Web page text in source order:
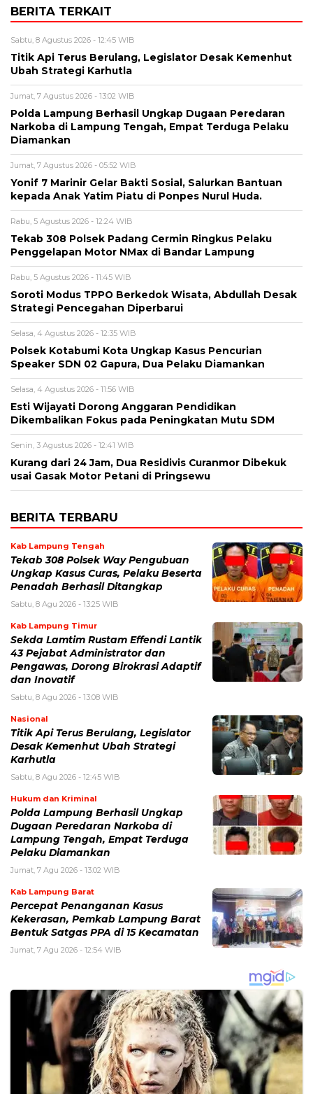
BERITA TERKAIT
Sabtu, 8 Agustus 2026 - 12:45 WIB
Titik Api Terus Berulang, Legislator Desak Kemenhut
Ubah Strategi Karhutla
Jumat, 7 Agustus 2026 - 13:02 WIB
Polda Lampung Berhasil Ungkap Dugaan Peredaran
Narkoba di Lampung Tengah, Empat Terduga Pelaku
Diamankan
Jumat, 7 Agustus 2026 - 05:52 WIB
Yonif 7 Marinir Gelar Bakti Sosial, Salurkan Bantuan
kepada Anak Yatim Piatu di Ponpes Nurul Huda.
Rabu, 5 Agustus 2026 - 12:24 WIB
Tekab 308 Polsek Padang Cermin Ringkus Pelaku
Penggelapan Motor NMax di Bandar Lampung
Rabu, 5 Agustus 2026 - 11:45 WIB
Soroti Modus TPPO Berkedok Wisata, Abdullah Desak
Strategi Pencegahan Diperbarui
Selasa, 4 Agustus 2026 - 12:35 WIB
Polsek Kotabumi Kota Ungkap Kasus Pencurian
Speaker SDN 02 Gapura, Dua Pelaku Diamankan
Selasa, 4 Agustus 2026 - 11:56 WIB
Esti Wijayati Dorong Anggaran Pendidikan
Dikembalikan Fokus pada Peningkatan Mutu SDM
Senin, 3 Agustus 2026 - 12:41 WIB
Kurang dari 24 Jam, Dua Residivis Curanmor Dibekuk
usai Gasak Motor Petani di Pringsewu
BERITA TERBARU
Kab Lampung Tengah
Tekab 308 Polsek Way Pengubuan
Ungkap Kasus Curas, Pelaku Beserta
Penadah Berhasil Ditangkap
Sabtu, 8 Agu 2026 - 13:25 WIB
Kab Lampung Timur
Sekda Lamtim Rustam Effendi Lantik
43 Pejabat Administrator dan
Pengawas, Dorong Birokrasi Adaptif
dan Inovatif
Sabtu, 8 Agu 2026 - 13:08 WIB
Nasional
Titik Api Terus Berulang, Legislator
Desak Kemenhut Ubah Strategi
Karhutla
Sabtu, 8 Agu 2026 - 12:45 WIB
Hukum dan Kriminal
Polda Lampung Berhasil Ungkap
Dugaan Peredaran Narkoba di
Lampung Tengah, Empat Terduga
Pelaku Diamankan
Jumat, 7 Agu 2026 - 13:02 WIB
Kab Lampung Barat
Percepat Penanganan Kasus
Kekerasan, Pemkab Lampung Barat
Bentuk Satgas PPA di 15 Kecamatan
Jumat, 7 Agu 2026 - 12:54 WIB